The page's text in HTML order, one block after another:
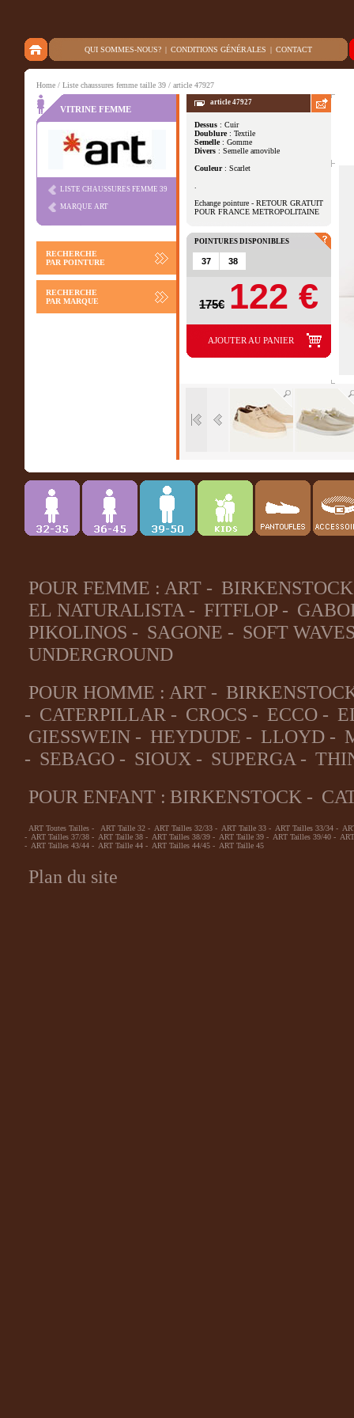
QUI SOMMES-NOUS? | CONDITIONS GÉNÉRALES | CONTACT
Home / Liste chaussures femme taille 39 / article 47927
VITRINE FEMME
LISTE CHAUSSURES FEMME 39
MARQUE ART
RECHERCHE
PAR POINTURE
RECHERCHE
PAR MARQUE
article 47927
Dessus : Cuir
Doublure: Textile
Semelle: Gomme
Divers : Semelle amovible
Couleur : Scarlet
Echange pointure - RETOUR GRATUIT
POUR FRANCE METROPOLITAINE
POINTURES DISPONIBLES
37 38
175€ 122 €
AJOUTER AU PANIER
POUR FEMME : ART - BIRKENSTOCK
EL NATURALISTA - FITFLOP-
PIKOLINOS - SAGONE - SOFT
UNDERGROUND
POUR HOMME : ART -
- CATERPILLAR - CROCS - ECCO -
GIESSWEIN - HEYDUDE - LLOYD -
- SEBAGO - SIOUX - SUPERGA -
POUR ENFANT : BIRKENSTOCK -
ART Toutes Tailles - ART Taille 32 - ART Tailles 32/33 - ART Taille 33 - ART Tailles 33/34 -
- ART Tailles 37/38 - ART Taille 38 - ART Tailles 38/39 - ART Taille 39 - ART Tailles 39/40 -
- ART Tailles 43/44 - ART Taille 44 - ART Tailles 44/45 - ART Taille 45
Plan du site